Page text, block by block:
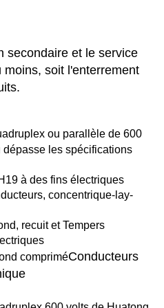
secondaire et le service
soit l'enterrement
ou parallèle de 600
les spécifications
à des fins électriques
concentrique-lay-
recuit et Tempers
compriméConducteurs